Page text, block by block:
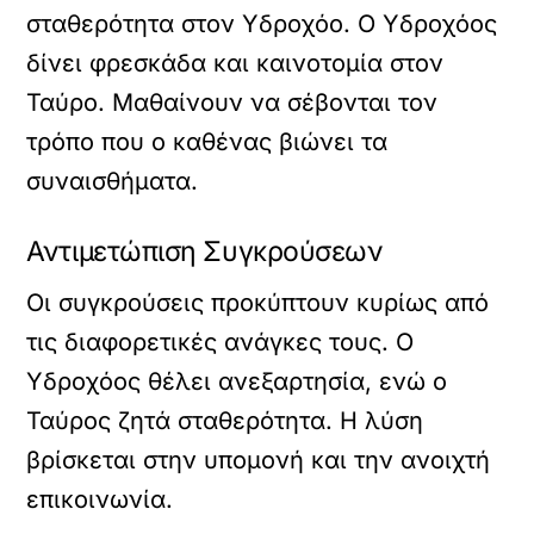
σταθερότητα στον Υδροχόο. Ο Υδροχόος
δίνει φρεσκάδα και καινοτομία στον
Ταύρο. Μαθαίνουν να σέβονται τον
τρόπο που ο καθένας βιώνει τα
συναισθήματα.
Αντιμετώπιση Συγκρούσεων
Οι συγκρούσεις προκύπτουν κυρίως από
τις διαφορετικές ανάγκες τους. Ο
Υδροχόος θέλει ανεξαρτησία, ενώ ο
Ταύρος ζητά σταθερότητα. Η λύση
βρίσκεται στην υπομονή και την ανοιχτή
επικοινωνία.